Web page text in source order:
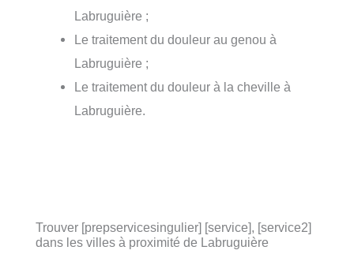
Labruguière ;
Le traitement du douleur au genou à
Labruguière ;
Le traitement du douleur à la cheville à
Labruguière.
Trouver [prepservicesingulier] [service], [service2]
dans les villes à proximité de Labruguière